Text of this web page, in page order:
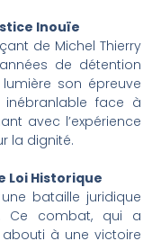
Inouïe
de Michel Thierry
de détention
son épreuve
face à
avec l’expérience
la dignité.
Loi Historique
bataille juridique
Ce combat, qui a
à une victoire